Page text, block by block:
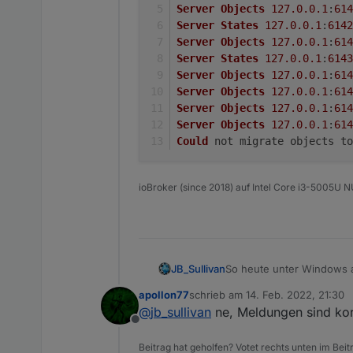
2022-02-14
2022-02-14
2022-02-14
2022-02-14
2022-02-14
2022-02-14
2022-02-14
2022-02-14
2022-02-14
2022-02-14
2022-02-14
2022-02-14
2022-02-14
2022-02-14
2022-02-14
2022-02-14
Server Objects 127.0.0.1 :
Server States 127.0.0.1 :
Server Objects 127.0.0.1 :
Server States 127.0.0.1 :
Server Objects 127.0.0.1 :
Server Objects 127.0.0.1 :
Server Objects 127.0.0.1 :
Server Objects 127.0.0.1 :
Could not migrate objects to
ioBroker (since 2018) auf Intel Core i3-5005U
JB_SullivanSo heute unter Windows
Windows bedingt?
Update js-controller
npm install
Offline
apollon77schrieb am 14. Feb. 2022, 21:30
zuletzt editiert von
@jb_sullivan ne, Meldungen sind
Beitrag hat geholfen? Votet rechts unten im